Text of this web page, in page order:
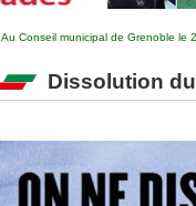
Au Conseil municipal de Grenoble le
Dissolution